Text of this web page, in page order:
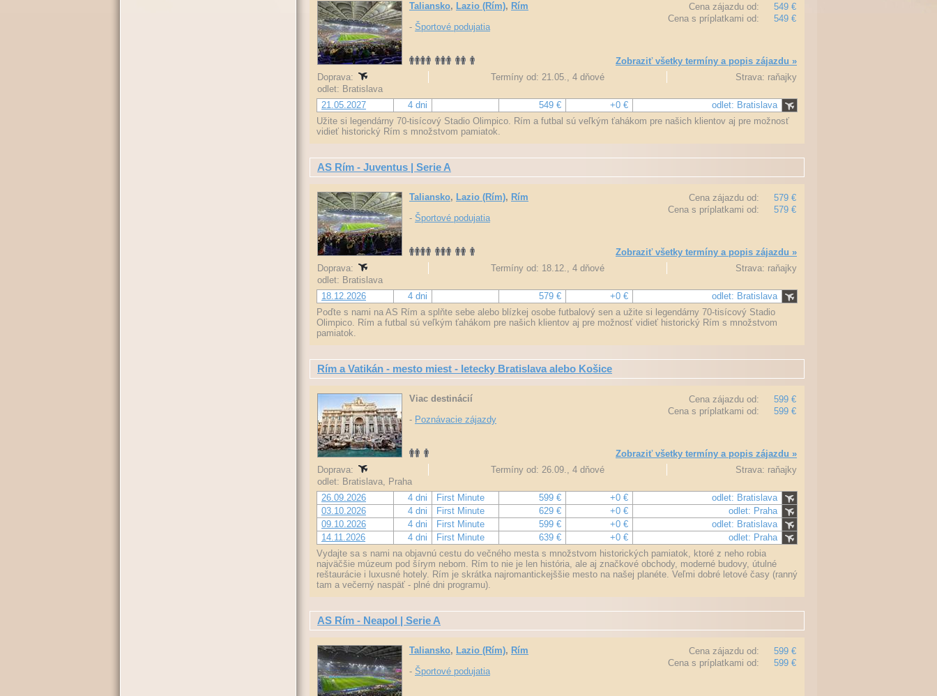
Cena zájazdu od:
549 €
Cena s príplatkami od:
549 €
Taliansko, Lazio (Rím), Rím
- Športové podujatia
Zobraziť všetky termíny a popis zájazdu »
Doprava:
Termíny od: 21.05., 4 dňové
Strava: raňajky
odlet: Bratislava
21.05.2027
4 dni 549 € +0 €
odlet: Bratislava
Užite si legendárny 70-tisícový Stadio Olimpico. Rím a futbal sú veľkým ťahákom pre našich klientov aj pre možnosť
vidieť historický Rím s množstvom pamiatok.
AS Rím - Juventus | Serie A
Cena zájazdu od:
579 €
Cena s príplatkami od:
579 €
Taliansko, Lazio (Rím), Rím
- Športové podujatia
Zobraziť všetky termíny a popis zájazdu »
Doprava:
Termíny od: 18.12., 4 dňové
Strava: raňajky
odlet: Bratislava
18.12.2026
4 dni 579 € +0 €
odlet: Bratislava
Poďte s nami na AS Rím a splňte sebe alebo blízkej osobe futbalový sen a užite si legendárny 70-tisícový Stadio
Olimpico. Rím a futbal sú veľkým ťahákom pre našich klientov aj pre možnosť vidieť historický Rím s množstvom
pamiatok.
Rím a Vatikán - mesto miest - letecky Bratislava alebo Košice
Cena zájazdu od:
599 €
Cena s príplatkami od:
599 €
Viac destinácií
- Poznávacie zájazdy
Zobraziť všetky termíny a popis zájazdu »
Doprava:
Termíny od: 26.09., 4 dňové
Strava: raňajky
odlet: Bratislava, Praha
26.09.2026
4 dni First Minute 599 € +0 €
odlet: Bratislava
03.10.2026
4 dni First Minute 629 € +0 €
odlet: Praha
09.10.2026
4 dni First Minute 599 € +0 €
odlet: Bratislava
14.11.2026
4 dni First Minute 639 € +0 €
odlet: Praha
Vydajte sa s nami na objavnú cestu do večného mesta s množstvom historických pamiatok, ktoré z neho robia
najväčšie múzeum pod šírym nebom. Rím to nie je len história, ale aj značkové obchody, moderné budovy, útulné
reštaurácie i luxusné hotely. Rím je skrátka najromantickejššie mesto na našej planéte. Veľmi dobré letové časy (ranný
tam a večerný naspäť - plné dni programu).
AS Rím - Neapol | Serie A
Cena zájazdu od:
599 €
Cena s príplatkami od:
599 €
Taliansko, Lazio (Rím), Rím
- Športové podujatia